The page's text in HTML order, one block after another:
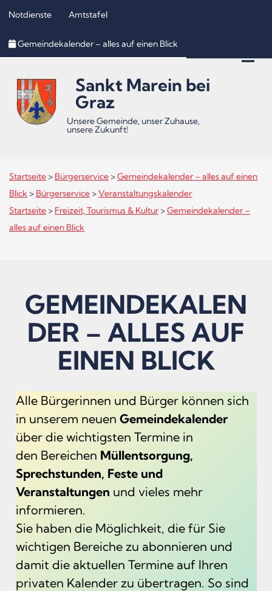
2)3)
Notdienste Amtstafel
Gemeindekalender – alles auf einen Blick
Sankt Marein bei
Graz
Unsere Gemeinde, unser Zuhause,
unsere Zukunft!
Startseite > Bürgerservice >Gemeindekalender – alles auf einen
Blick > Bürgerservice >Veranstaltungskalender
Startseite > Freizeit, Tourismus & Kultur>Gemeindekalender –
alles auf einen Blick
GEMEINDEKALEN
DER – ALLES AUF
EINEN BLICK
Alle Bürgerinnen und Bürger können sich
in unserem neuen Gemeindekalender
über die wichtigsten Termine in
den Bereichen Müllentsorgung,
Sprechstunden, Feste und
Veranstaltungen und vieles mehr
informieren.
Sie haben die Möglichkeit, die für Sie
wichtigen Bereiche zu abonnieren und
damit die aktuellen Termine auf Ihren
privaten Kalender zu übertragen. So sind